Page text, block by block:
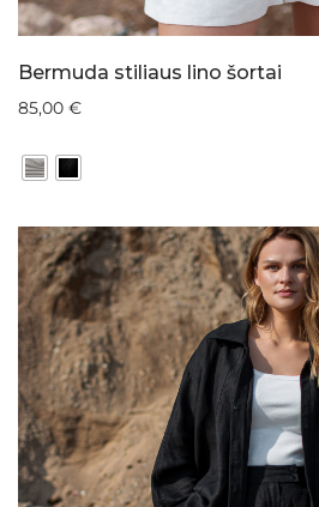
Bermuda stiliaus lino šortai
85,00 €